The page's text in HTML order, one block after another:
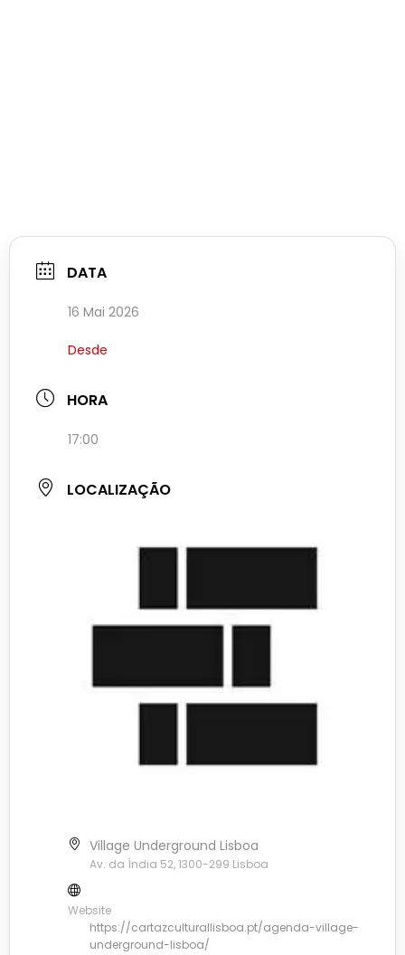
DATA
16 Mai 2026
Desde
HORA
17:00
LOCALIZAÇÃO
Village Underground Lisboa
Av. da Índia 52, 1300-299 Lisboa
Website
https://cartazculturallisboa.pt/agenda-village-
underground-lisboa/